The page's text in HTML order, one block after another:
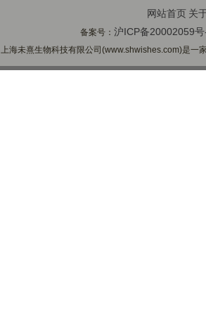
网站首页 关
备案号：沪ICP备20002059
上海未熹生物科技有限公司(www.shwishes.com)是一